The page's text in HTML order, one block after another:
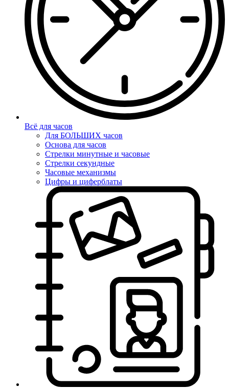
Всё для часов
Для БОЛЬШИХ часов
Основа для часов
Стрелки минутные и часовые
Стрелки секундные
Часовые механизмы
Цифры и циферблаты